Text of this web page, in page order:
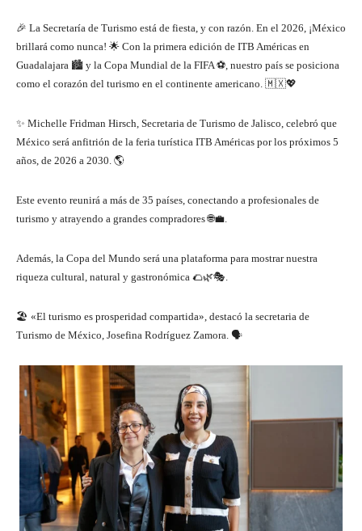
🎉 La Secretaría de Turismo está de fiesta, y con razón. En el 2026, ¡México
brillará como nunca! 🌟 Con la primera edición de ITB Américas en
Guadalajara 🏙️ y la Copa Mundial de la FIFA ⚽, nuestro país se posiciona
como el corazón del turismo en el continente americano. 🇲🇽💖
✨ Michelle Fridman Hirsch, Secretaria de Turismo de Jalisco, celebró que
México será anfitrión de la feria turística ITB Américas por los próximos 5
años, de 2026 a 2030. 🌎
Este evento reunirá a más de 35 países, conectando a profesionales de
turismo y atrayendo a grandes compradores 🌐💼.
Además, la Copa del Mundo será una plataforma para mostrar nuestra
riqueza cultural, natural y gastronómica 🌮🌿🎭.
🏖️ «El turismo es prosperidad compartida», destacó la secretaria de
Turismo de México, Josefina Rodríguez Zamora. 🗣️